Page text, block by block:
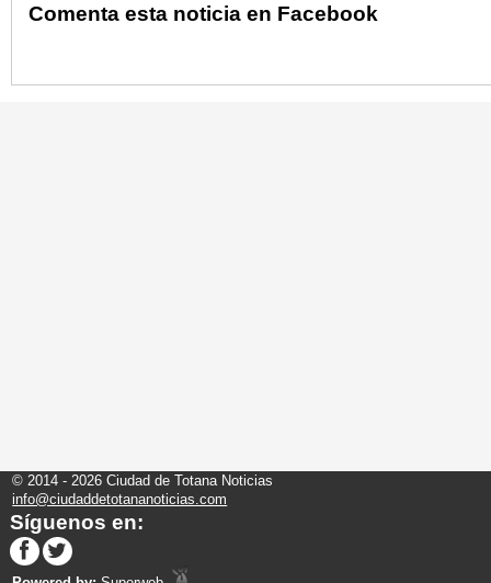
Comenta esta noticia en Facebook
© 2014 - 2026 Ciudad de Totana Noticias
info@ciudaddetotananoticias.com
Síguenos en: